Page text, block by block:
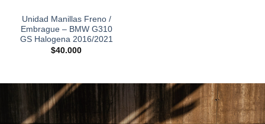
Unidad Manillas Freno /
Embrague – BMW G310
GS Halogena 2016/2021
$40.000